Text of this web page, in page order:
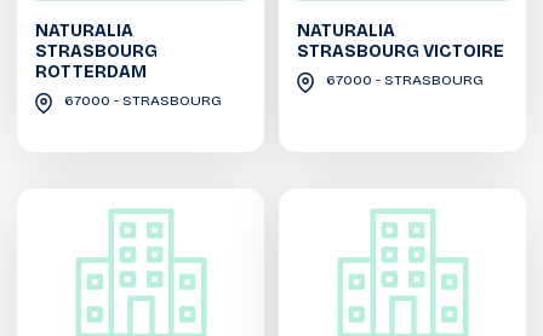
NATURALIA
STRASBOURG
ROTTERDAM
67000 - STRASBOURG
NATURALIA
STRASBOURG VICTOIRE
67000 - STRASBOURG